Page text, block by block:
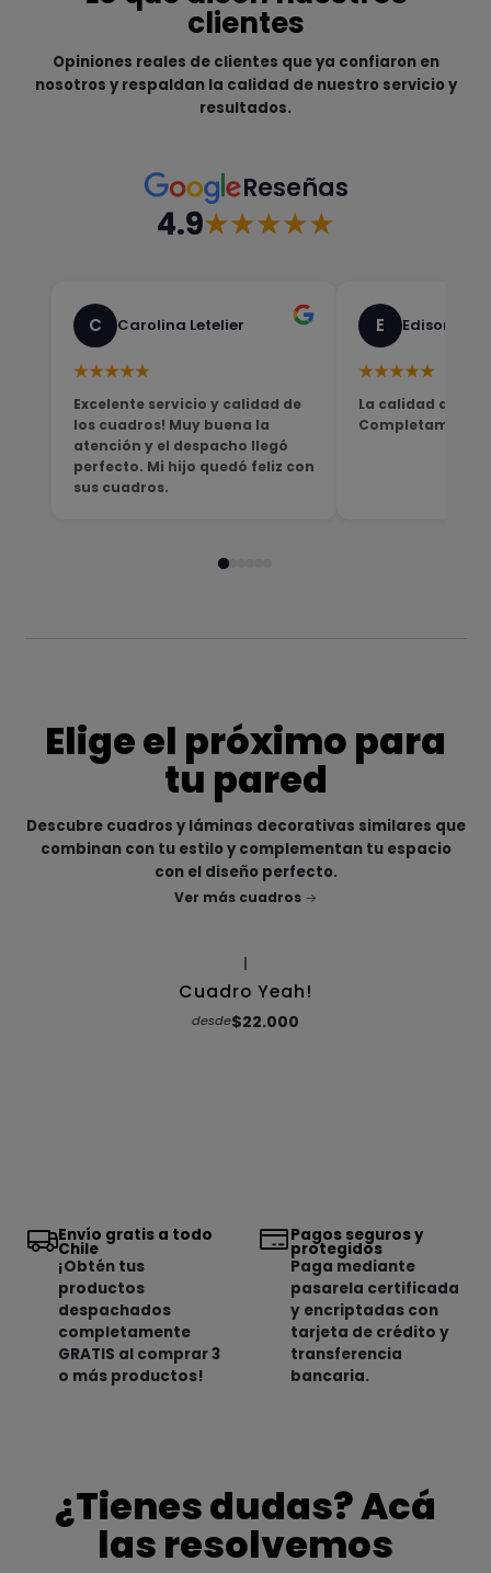
clientes
Opiniones reales de clientes que ya confiaron en
nosotros y respaldan la calidad de nuestro servicio y
resultados.
Reseñas
4.9★★★★★
C Carolina Letelier
★★★★★
Excelente servicio y calidad de
los cuadros! Muy buena la
atención y el despacho llegó
perfecto. Mi hijo quedó feliz con
sus cuadros.
E Edison
★★★★★
La calidad del
Completamente
Elige el próximo para
tu pared
Descubre cuadros y láminas decorativas similares que
combinan con tu estilo y complementan tu espacio
con el diseño perfecto.
Ver más cuadros
Cuadro Yeah!
desde$22.000
Envío gratis a todo
Chile
¡Obtén tus
productos
despachados
completamente
GRATIS al comprar 3
o más productos!
Pagos seguros y
protegidos
Paga mediante
pasarela certificada
y encriptadas con
tarjeta de crédito y
transferencia
bancaria.
¿Tienes dudas? Acá
las resolvemos